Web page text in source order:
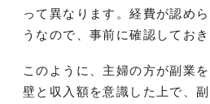
って異なります。経費が認め
うなので、事前に確認しておき
このように、主婦の方が副業
壁と収入額を意識した上で、